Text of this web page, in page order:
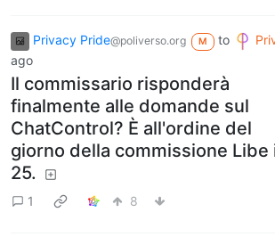
Privacy Pride@poliverso.org M to
ago
Il commissario risponderà
finalmente alle domande sul
ChatControl? È all'ordine del
giorno della commissione Libe
25.
1 8